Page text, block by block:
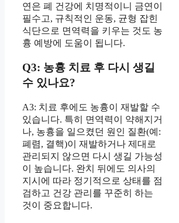
연은 폐 건강에 치명적이니 금연이
필수고, 규칙적인 운동, 균형 잡힌
식단으로 면역력을 키우는 것도 농
흉 예방에 도움이 됩니다.
Q3: 농흉 치료 후 다시 생길
수 있나요?
A3: 치료 후에도 농흉이 재발할 수
있습니다. 특히 면역력이 약해지거
나, 농흉을 일으켰던 원인 질환(예:
폐렴, 결핵)이 재발하거나 제대로
관리되지 않으면 다시 생길 가능성
이 높습니다. 완치 뒤에도 의사의
지시에 따라 정기적으로 상태를 점
검하고 건강 관리를 꾸준히 하는
것이 중요합니다.